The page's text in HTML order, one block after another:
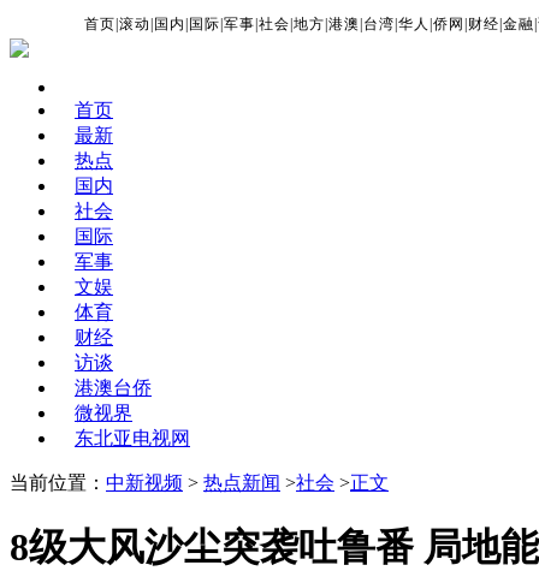
首页 |滚动 国内 国际 |军事 |社会 |地方 |港澳 台湾 |华人 |侨网 财经 |金融 |
首页
最新
热点
国内
社会
国际
军事
文娱
体育
财经
访谈
港澳台侨
微视界
东北亚电视网
当前位置： 中新视频 > 热点新闻 >社会 >正文
8级大风沙尘突袭吐鲁番 局地